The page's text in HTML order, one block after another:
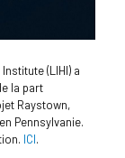
(LIHI) a
la part
Raystown,
Pennsylvanie.
ICI.